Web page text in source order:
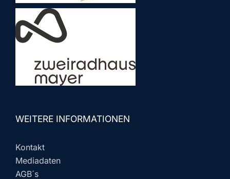
WEITERE INFORMATIONEN
Kontakt
Mediadaten
AGB´s